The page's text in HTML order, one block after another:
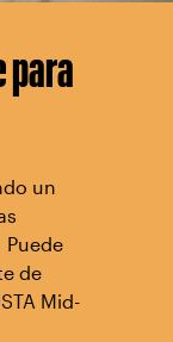
para
un
de
Mid-